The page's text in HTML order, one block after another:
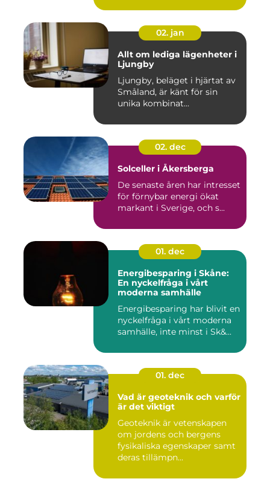
02. jan
Allt om lediga lägenheter i
Ljungby
Ljungby, beläget i hjärtat av
Småland, är känt för sin
unika kombinat...
02. dec
Solceller i Åkersberga
De senaste åren har intresset
för förnybar energi ökat
markant i Sverige, och s...
01. dec
Energibesparing i Skåne:
En nyckelfråga i vårt
moderna samhälle
Energibesparing har blivit en
nyckelfråga i vårt moderna
samhälle, inte minst i Sk&...
01. dec
Vad är geoteknik och varför
är det viktigt
Geoteknik är vetenskapen
om jordens och bergens
fysikaliska egenskaper samt
deras tillämpn...